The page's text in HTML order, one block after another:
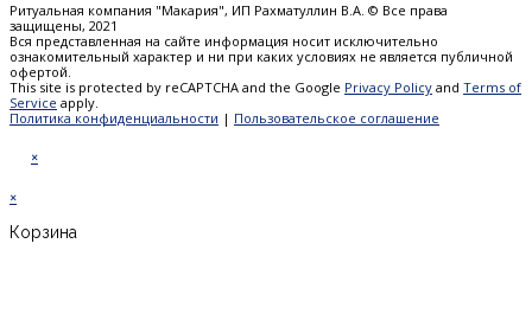
приложении
Ритуальная компания "Макария", ИП Рахматуллин В.А. © Все права
защищены, 2021
Вся представленная на сайте информация носит исключительно
ознакомительный характер и ни при каких условиях не является публичной
офертой.
This site is protected by reCAPTCHA and the Google Privacy Policy and Terms of
Service apply.
Политика конфиденциальности | Пользовательское соглашение
×
×
Корзина